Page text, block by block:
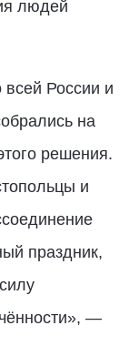
людей
России и
на
решения.
и
праздник,
—